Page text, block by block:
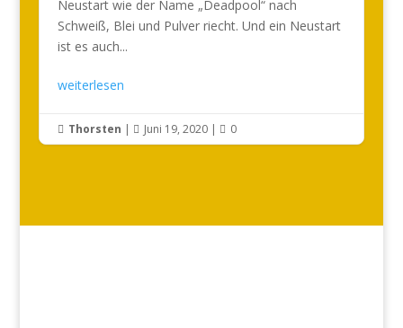
Neustart wie der Name „Deadpool“ nach
Schweiß, Blei und Pulver riecht. Und ein Neustart
ist es auch...
weiterlesen
 Thorsten |  Juni 19, 2020|  0